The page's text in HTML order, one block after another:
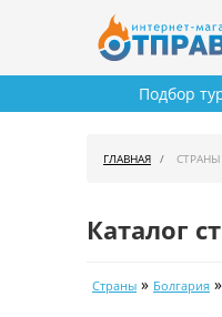
Подбор
ГЛАВНАЯ СТРАНЫ
Каталог
Страны » Болгария »